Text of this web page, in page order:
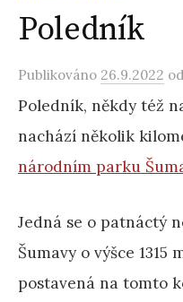
Poledník
Publikováno 26.9.2022
Poledník, někdy též
nachází několik
národním parku
Jedná se o patnáctý
Šumavy o výšce 1315
postavená na tomto